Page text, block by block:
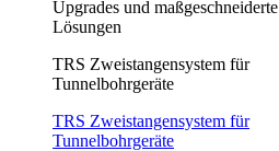
Upgrades und maßgeschneiderte
Lösungen
TRS Zweistangensystem für
Tunnelbohrgeräte
TRS Zweistangensystem für
Tunnelbohrgeräte